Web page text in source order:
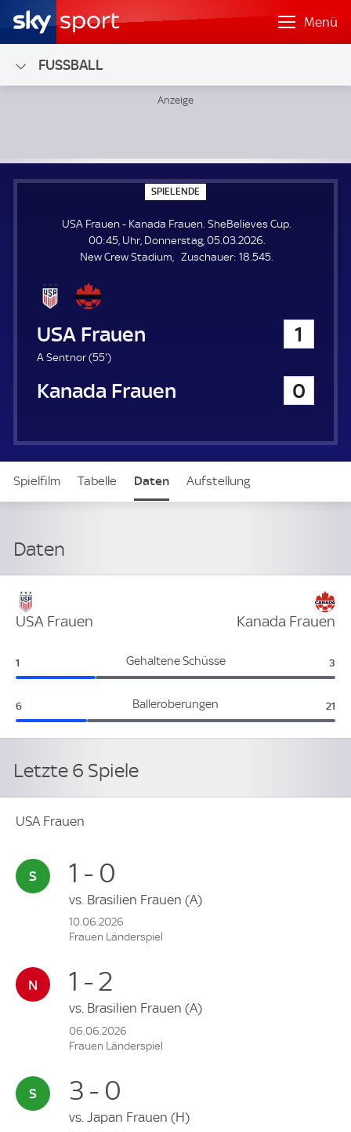
Menü
FUSSBALL
SPIELENDE
P
E
E
N
USA Frauen - Kanada Frauen. SheBelieves Cup.
00:45, Uhr, Donnerstag, 05.03.2026.
New Crew Stadium
Zuschauer: Z
18.545.
USA Frauen 1
A Sentnor (55'5
e
)
Kanada Frauen 0
Spielfilm Tabelle Daten Aufstellung
Daten
USA Frauen Kanada Frauen
Gehaltene Schüsse
USA Frauen:
1 3
Balleroberungen
USA Frauen:
6 21
Letzte 6 Spiele
USA Frauen
1 - 0
vs. Brasilien Frauen (A)
10.06.2026
Frauen Länderspiel
1 - 2
vs. Brasilien Frauen (A)
06.06.2026
Frauen Länderspiel
3 - 0
vs. Japan Frauen (H)